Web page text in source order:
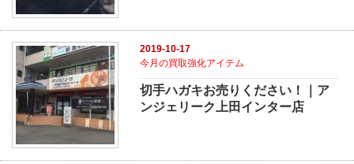
2019-10-17
今月の買取強化アイテム
切手ハガキお売りください！｜ア
ンジェリーク上田インター店